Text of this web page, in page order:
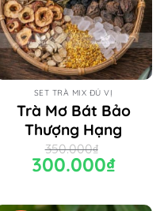
SET TRÀ MIX ĐỦ VỊ
Trà Mơ Bát Bảo
Thượng Hạng
350.000₫
Giá
gốc
300.000₫Giá
hiện